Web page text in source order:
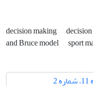
decision making
and Bruce model
sport
2